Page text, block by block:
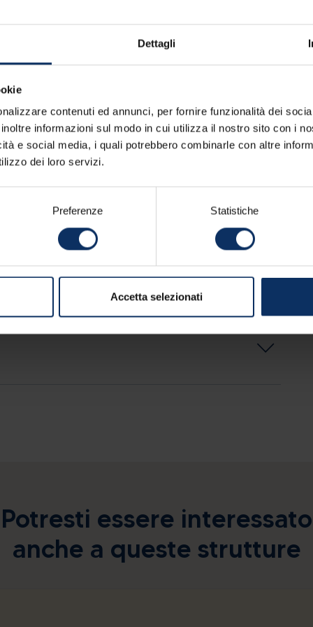
Dettagli
contenuti ed annunci, per fornire funzionalità dei
informazioni sul modo in cui utilizza il nostro sito con i
e social media, i quali potrebbero combinarle con altre
dei loro servizi.
Preferenze Statistiche
Accetta selezionati
Potresti essere interessato
anche a queste strutture